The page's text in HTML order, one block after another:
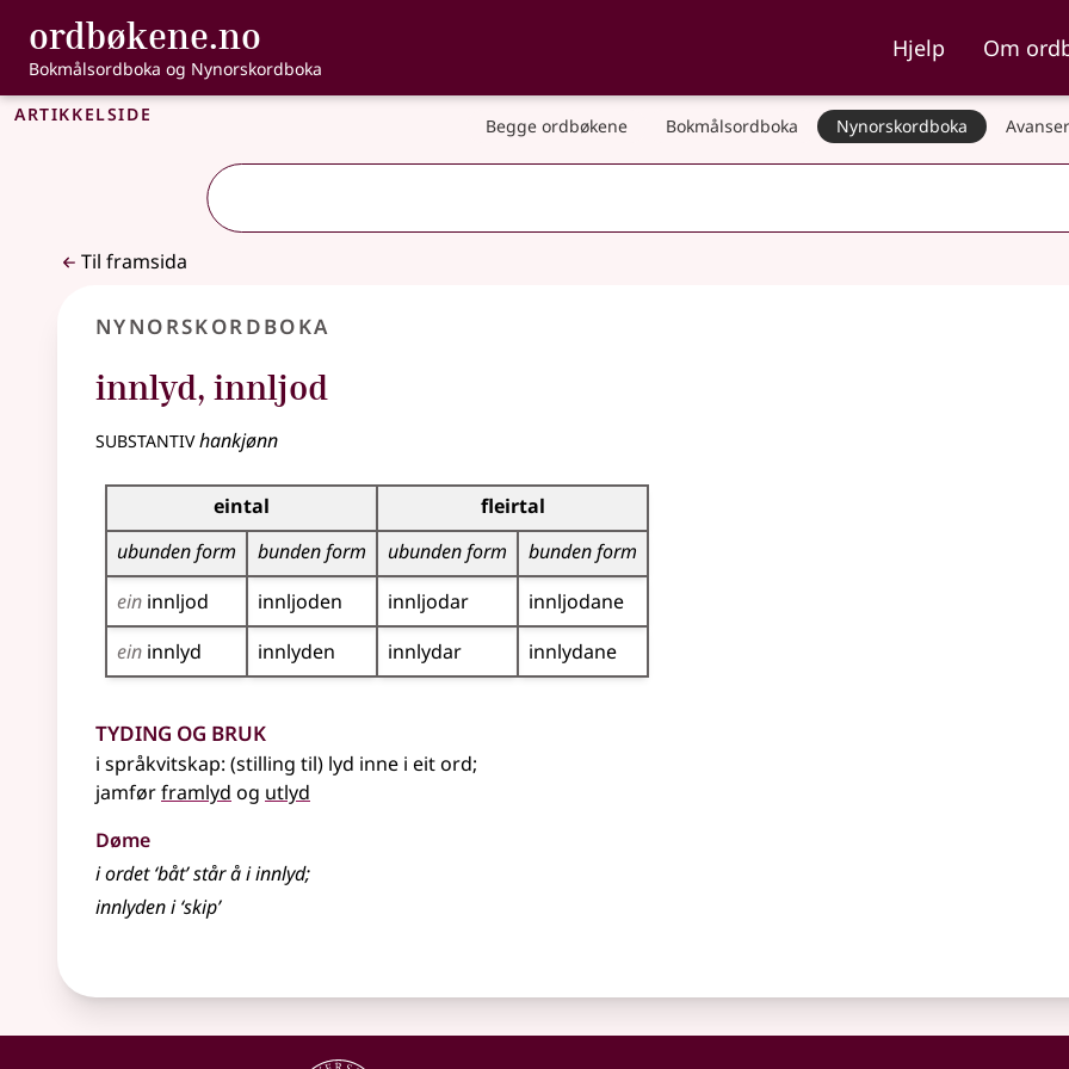
Gå til hovudinnhald
Tilgjenge
ordbøkene.no , Bokmålsordboka og Nynorskordboka
Bokmålsordboka og Nynorskordboka
Hjelp Om
Artikkelside Begge ordbøkene Bokmålsordboka Nynorskordboka
Til framsida
Nynorskordboka
innlyd, innljod
substantivhankjønn
Bøyningstabell for dette substantivet
eintal
fleirtal
ubunden form
bunden form ubunden form
bunden form
ein innljod innljoden innljodar
innljodane
ein innlyd innlyden innlydar innlydane
Tyding og bruk
i språkvitskap: (stilling til) lyd inne i eit ord;
jamførframlyd og utlyd
Døme
i ordet ‘båt’ står å iinnlyd;
innlyden i ‘skip’